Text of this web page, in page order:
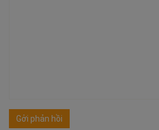
Gởi phản hồi